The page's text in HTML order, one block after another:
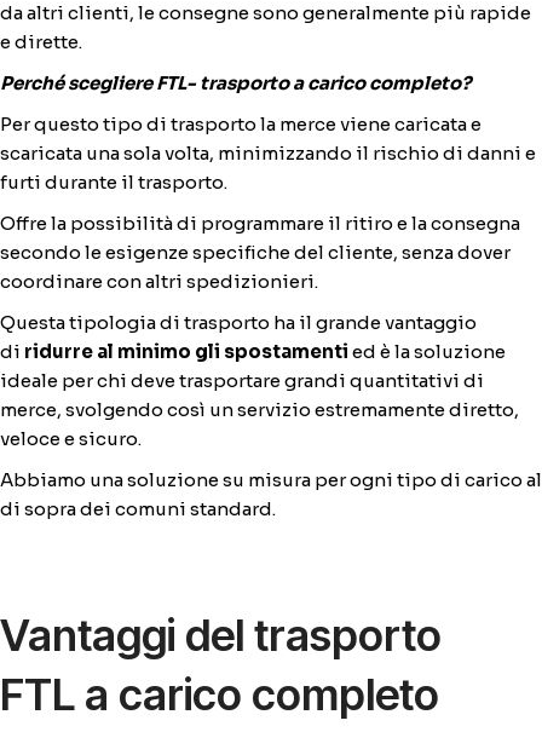
da altri clienti, le consegne sono generalmente più rapide
e dirette.
Perché scegliere FTL- trasporto a carico completo?
Per questo tipo di trasporto la merce viene caricata e
scaricata una sola volta, minimizzando il rischio di danni e
furti durante il trasporto.
Offre la possibilità di programmare il ritiro e la consegna
secondo le esigenze specifiche del cliente, senza dover
coordinare con altri spedizionieri.
Questa tipologia di trasporto ha il grande vantaggio
di ridurre al minimo gli spostamenti ed è la soluzione
ideale per chi deve trasportare grandi quantitativi di
merce, svolgendo così un servizio estremamente diretto,
veloce e sicuro.
Abbiamo una soluzione su misura per ogni tipo di carico al
di sopra dei comuni standard.
Vantaggi del trasporto
FTL a carico completo